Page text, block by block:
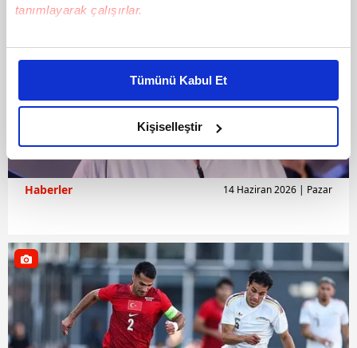
tanımlayarak çalışırlar.
Bu çerezlere izin vermeniz halinde sizlere özel
daha iyi reklam deneyimi yaşatabiliriz. Bunu yaparken
amacımızın size daha iyi bir reklam deneyimi sunmak
olduğunu ve sizlere en iyi içerikleri sunabilmek adına
elimizden gelen çabayı gösterdiğimizi ve bu noktada,
reklamların maliyetlerimizi karşılamak noktasında tek gelir
kalemimiz olduğunu sizlere hatırlatmak isteriz.
takdirde, kullanıcılara hedefli reklamlar
gösterilmeyecektir."
Sizlere daha iyi bir hizmet sunabilmek için İnternet
Sitemizde kendimize ve üçüncü kişilere ait çerezler
kullanılmaktadır. Bu çerezler vasıtasıyla çeşitli kişisel
Tümünü Kabul Et
Kişiselleştir
Haberler 14 Haziran 2026 | Pazar